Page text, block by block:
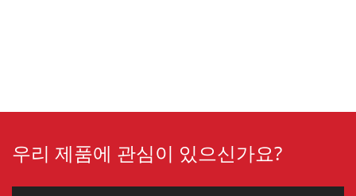
우리 제품에 관심이 있으신가요?